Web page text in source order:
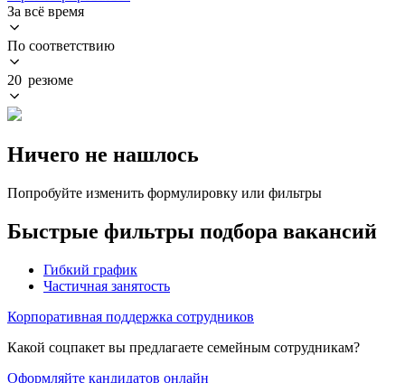
За всё время
По соответствию
20 резюме
Ничего не нашлось
Попробуйте изменить формулировку или фильтры
Быстрые фильтры подбора вакансий
Гибкий график
Частичная занятость
Корпоративная поддержка сотрудников
Какой соцпакет вы предлагаете семейным сотрудникам?
Оформляйте кандидатов онлайн